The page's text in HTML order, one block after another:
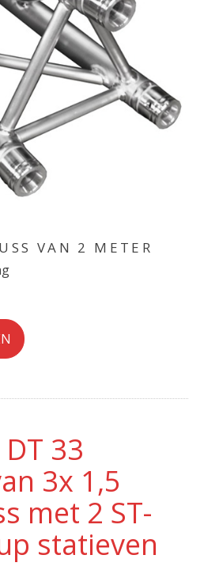
VAN 2 METER
33
3x 1,5
met 2 ST-
statieven